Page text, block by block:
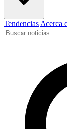
Tendencias Acerca